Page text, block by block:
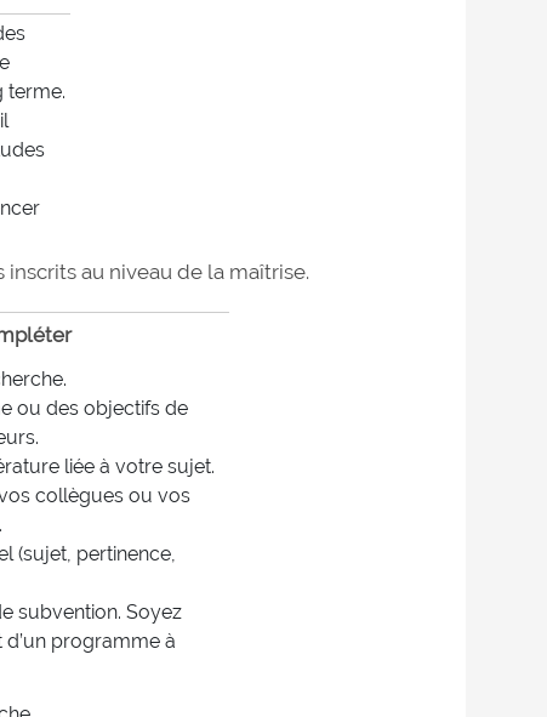
terme.
au niveau de la maîtrise.
ou des objectifs de
liée à votre sujet.
collègues ou vos
(sujet, pertinence,
subvention. Soyez
programme à